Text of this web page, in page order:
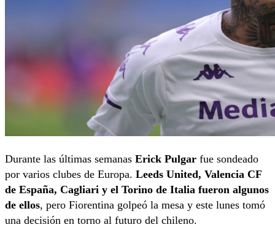
Durante las últimas semanas Erick Pulgar fue sondeado
por varios clubes de Europa. Leeds United, Valencia CF
de España, Cagliari y el Torino de Italia fueron algunos
de ellos, pero Fiorentina golpeó la mesa y este lunes tomó
una decisión en torno al futuro del chileno.